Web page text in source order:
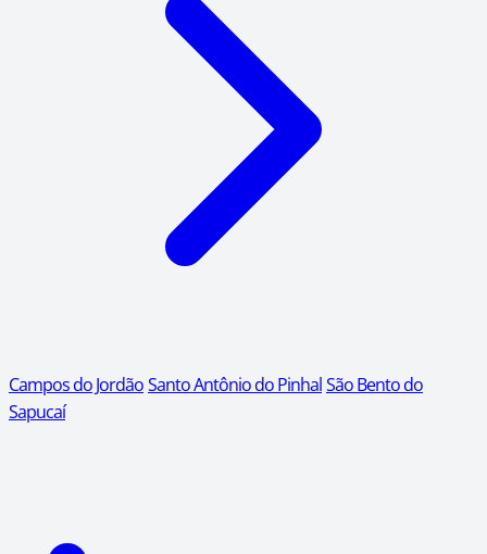
Campos do JordãoSanto Antônio do PinhalSão Bento do
Sapucaí